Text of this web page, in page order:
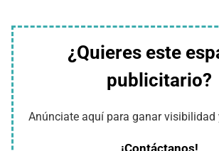
¿Quieres este
publicitario?
Anúnciate aquí para ganar visibilidad